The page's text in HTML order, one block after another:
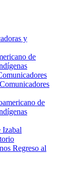
y
de
de
Izabal
Regreso al